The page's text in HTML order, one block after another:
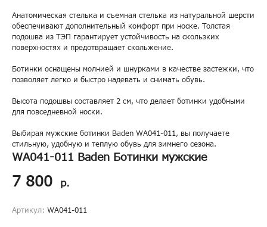
Анатомическая стелька и съемная стелька из натуральной шерсти
обеспечивают дополнительный комфорт при носке. Толстая
подошва из ТЭП гарантирует устойчивость на скользких
поверхностях и предотвращает скольжение.
Ботинки оснащены молнией и шнурками в качестве застежки, что
позволяет легко и быстро надевать и снимать обувь.
Высота подошвы составляет 2 см, что делает ботинки удобными
для повседневной носки.
Выбирая мужские ботинки Baden WA041-011, вы получаете
стильную, удобную и теплую обувь для зимнего сезона.
WA041-011 Baden Ботинки мужские
7 800 р.
Артикул: WA041-011